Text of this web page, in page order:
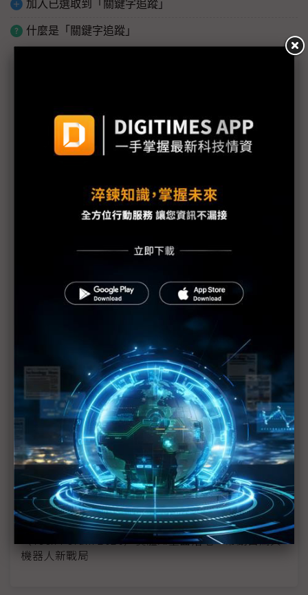
加入已選取到「關鍵字追蹤」
什麼是「關鍵字追蹤」
發 2026年出貨估破600萬
（Tech Forum 2026）CSP急尋燃料電池緩解電力瓶
（Tech Forum 2026）NB、手機出貨2026年探底
AI機種滲透率逆勢攀升
（Tech Forum 2026）運算力與數據雙輪驅動 2026
（Tech Forum 2026）AI驅動人形機器人美中競逐
（Tech Forum 2026）台灣掌握AI伺服器生態系 陸
行之：半導體「印鈔機」還能衝多久？
（Tech Forum 2026）太空資料中心還在驗證階段
低軌衛星先搶攻網路新商機
（Tech Forum 2026）吳宗信直言台灣太空產業機會
已至 該跳脫零組件代工向系統挑戰
（Tech Forum 2026）元鈦科朱佳建：直接液冷成趨
勢 浸沒式熱度降溫
（Tech Forum 2026）實體AI全面落地 帶動自駕與
機器人新戰局